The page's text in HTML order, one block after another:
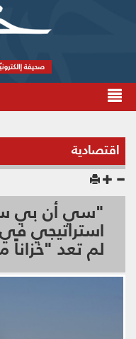
اقتصادية
"سي أن بي
استراتيجي
لم تعد "خزاناً